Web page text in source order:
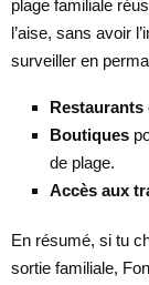
plage familiale
l’aise, sans avoir
surveiller en
Restaurants
Boutiques
de plage.
Accès aux
En résumé, si tu
sortie familiale,